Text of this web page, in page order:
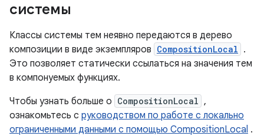
системы
Классы системы тем неявно передаются в дерево
композиции в виде экземпляров CompositionLocal .
Это позволяет статически ссылаться на значения тем
в компонуемых функциях.
Чтобы узнать больше о CompositionLocal ,
ознакомьтесь с руководством по работе с локально
ограниченными данными с помощью CompositionLocal .